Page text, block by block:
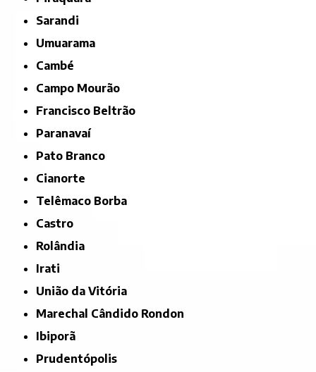
Sarandi
Umuarama
Cambé
Campo Mourão
Francisco Beltrão
Paranavaí
Pato Branco
Cianorte
Telêmaco Borba
Castro
Rolândia
Irati
União da Vitória
Marechal Cândido Rondon
Ibiporã
Prudentópolis